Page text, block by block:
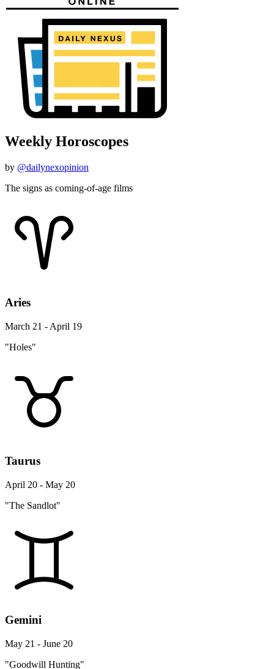
Weekly Horoscopes
by @dailynexopinion
The signs as coming-of-age films
Aries
March 21 - April 19
"Holes"
Taurus
April 20 - May 20
"The Sandlot"
Gemini
May 21 - June 20
"Goodwill Hunting"